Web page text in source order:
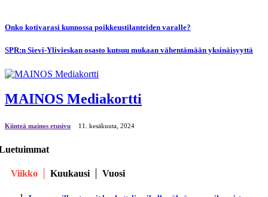
Onko kotivarasi kunnossa poikkeustilanteiden varalle?
SPR:n Sievi-Ylivieskan osasto kutsuu mukaan vähentämään yksinäisyyttä
MAINOS Mediakortti
Kiinteä mainos etusivu 11. kesäkuuta, 2024
Viikko Kuukausi Vuosi